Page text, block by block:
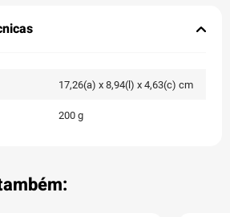
17,26(a) x 8,94(l) x 4,63(c) cm
200 g